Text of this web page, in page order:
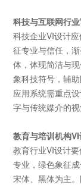
科技与互联网行业
科技企业VI设计
征专业与信任，
体，体现简洁与
象科技符号，辅
应用系统需重点
字与传统媒介的
教育与培训机构VI
教育行业VI设计
专业，绿色象征
宋体、黑体为主